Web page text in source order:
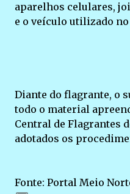
aparelhos celulares,
e o veículo utilizado
Diante do flagrante, o
todo o material
Central de Flagrantes
adotados os
Fonte: Portal Meio